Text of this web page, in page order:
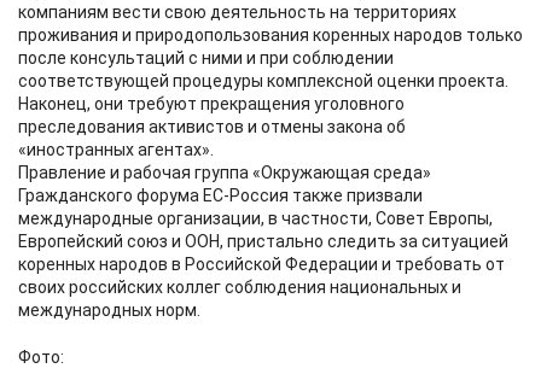
компаниям вести свою деятельность на территориях
проживания и природопользования коренных народов только
после консультаций с ними и при соблюдении
соответствующей процедуры комплексной оценки проекта.
Наконец, они требуют прекращения уголовного
преследования активистов и отмены закона об
«иностранных агентах».
Правление и рабочая группа «Окружающая среда»
Гражданского форума ЕС-Россия также призвали
международные организации, в частности, Совет Европы,
Европейский союз и ООН, пристально следить за ситуацией
коренных народов в Российской Федерации и требовать от
своих российских коллег соблюдения национальных и
международных норм.
Фото: